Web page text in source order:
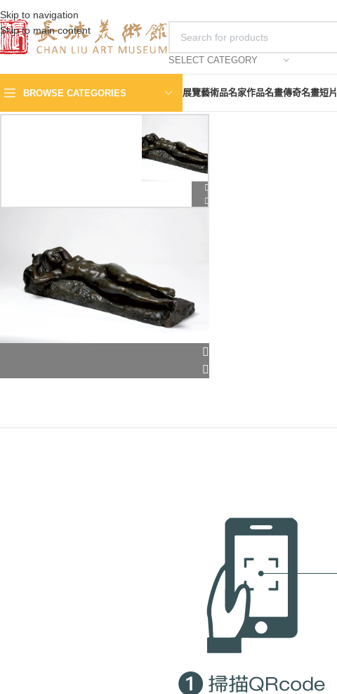
Skip to navigation
Skip to main content
SELECT CATEGORY
BROWSE CATEGORIES 展覽藝術品名家作品名畫傳奇名畫短片